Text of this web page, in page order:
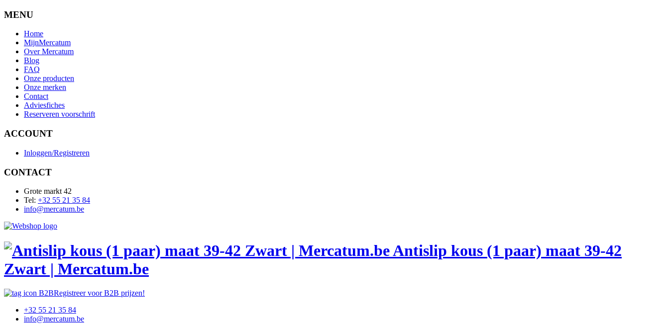
MENU
Home
MijnMercatum
Over Mercatum
Blog
FAQ
Onze producten
Onze merken
Contact
Adviesfiches
Reserveren voorschrift
ACCOUNT
Inloggen/Registreren
CONTACT
Grote markt 42
Tel: +32 55 21 35 84
info@mercatum.be
Antislip kous (1 paar) maat 39-42
Zwart | Mercatum.be
Registreer voor B2B prijzen!
+32 55 21 35 84
info@mercatum.be